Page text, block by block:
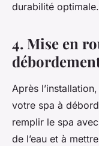
durabilité optimale.
4. Mise en
Après
votre spa à
remplir le spa
de l’eau et à